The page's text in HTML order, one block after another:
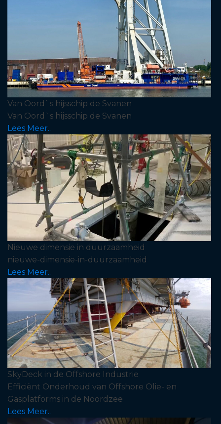
Van Oord`s hijsschip de Svanen
Van Oord`s hijsschip de Svanen
Lees Meer..
Nieuwe dimensie in duurzaamheid
nieuwe-dimensie-in-duurzaamheid
Lees Meer..
SkyDeck in de Offshore Industrie
Efficiënt Onderhoud van Offshore Olie- en
Gasplatforms in de Noordzee
Lees Meer..